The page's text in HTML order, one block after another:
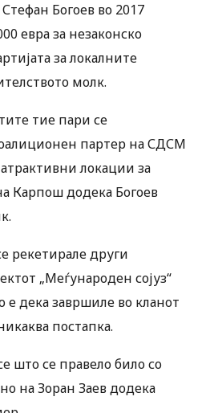
Богоев во 2017
евра за незаконско
за локалните
молк.
тие пари се
партер на СДСМ
локации за
Карпош додека Богоев
рекетирале други
„Меѓународен сојуз“
е дека завршиле во кланот
постапка.
што се правело било со
на Зоран Заев додека